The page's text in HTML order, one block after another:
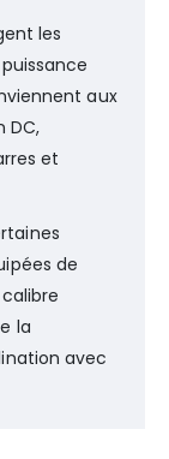
les
aux
DC,
et
de
la
avec